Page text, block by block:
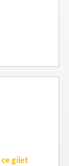
ce gilet